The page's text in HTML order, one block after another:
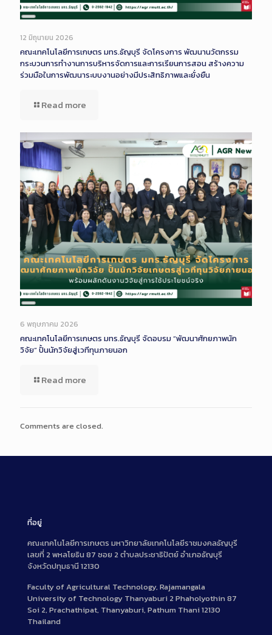
Long
Description
12 มิถุนายน 2026
คณะเทคโนโลยีการเกษตร มทร.ธัญบุรี จัดโครงการ พัฒนานวัตกรรม
กระบวนการทำงานการบริหารจัดการและการเรียนการสอน สร้างความ
ร่วมมือในการพัฒนาระบบงานอย่างมีประสิทธิภาพและยั่งยืน
Read more
Long
Description
6 พฤษภาคม 2026
คณะเทคโนโลยีการเกษตร มทร.ธัญบุรี จัดอบรม “พัฒนาศักยภาพนัก
วิจัย” ปั้นนักวิจัยสู่เวทีทุนภายนอก
Read more
Comments are closed.
ที่อยู่
คณะเทคโนโลยีการเกษตร มหาวิทยาลัยเทคโนโลยีราชมงคลธัญบุรี
เลขที่ 2 พหลโยธิน 87 ซอย 2 ตำบลประชาธิปัตย์ อำเภอธัญบุรี
จังหวัดปทุมธานี 12130
Faculty of Agricultural Technology, Rajamangala
University of Technology Thanyaburi 2 Phaholyothin 87
Soi 2, Prachathipat, Thanyaburi, Pathum Thani 12130
Thailand